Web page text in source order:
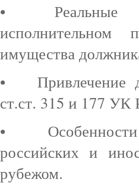
•
исполнительном
имущества
•
Привлечение
ст.ст. 315 и 177 УК
•
российских и
рубежом.